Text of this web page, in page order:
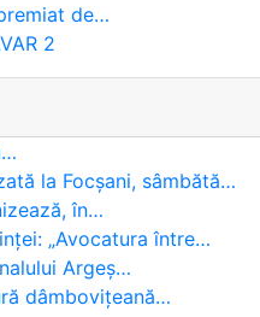
de…
2
la Focșani, sâmbătă…
în…
„Avocatura între…
Argeș…
dâmbovițeană…